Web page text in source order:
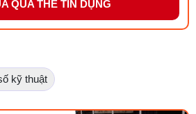
QUA THẺ TÍN DỤNG
kỹ thuật